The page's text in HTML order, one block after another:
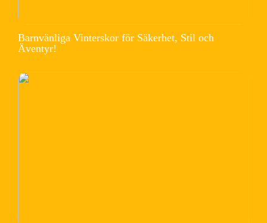
Barnvänliga Vinterskor för Säkerhet, Stil och
Äventyr!